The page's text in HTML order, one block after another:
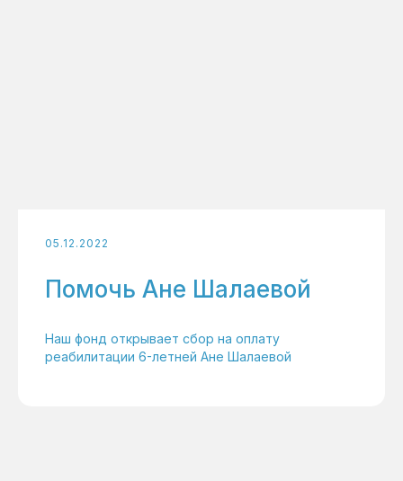
05.12.2022
Помочь Ане Шалаевой
Наш фонд открывает сбор на оплату
реабилитации 6-летней Ане Шалаевой